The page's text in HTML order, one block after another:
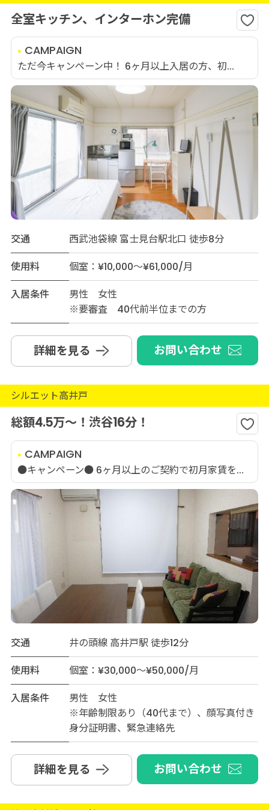
全室キッチン、インターホン完備
CAMPAIGN
ただ今キャンペーン中！ 6ヶ月以上入居の方、初...
交通
西武池袋線 富士見台駅北口 徒歩8分
使用料
個室：¥10,000～¥61,000/月
入居条件
男性 女性
※要審査 40代前半位までの方
詳細を見る お問い合わせ
シルエット高井戸
総額4.5万～！渋谷16分！
CAMPAIGN
●キャンペーン● 6ヶ月以上のご契約で初月家賃を...
交通
井の頭線 高井戸駅 徒歩12分
使用料
個室：¥30,000～¥50,000/月
入居条件
男性 女性
※年齢制限あり（40代まで）、顔写真付き
身分証明書、緊急連絡先
詳細を見る お問い合わせ